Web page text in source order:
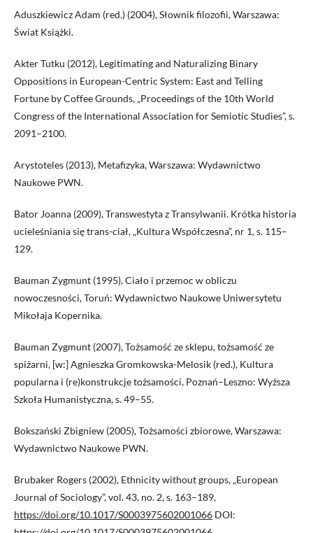
Aduszkiewicz Adam (red.) (2004), Słownik filozofii, Warszawa:
Świat Książki.
Akter Tutku (2012), Legitimating and Naturalizing Binary
Oppositions in European-Centric System: East and Telling
Fortune by Coffee Grounds, „Proceedings of the 10th World
Congress of the International Association for Semiotic Studies”, s.
2091–2100.
Arystoteles (2013), Metafizyka, Warszawa: Wydawnictwo
Naukowe PWN.
Bator Joanna (2009), Transwestyta z Transylwanii. Krótka historia
ucieleśniania się trans-ciał, „Kultura Współczesna”, nr 1, s. 115–
129.
Bauman Zygmunt (1995), Ciało i przemoc w obliczu
nowoczesności, Toruń: Wydawnictwo Naukowe Uniwersytetu
Mikołaja Kopernika.
Bauman Zygmunt (2007), Tożsamość ze sklepu, tożsamość ze
spiżarni, [w:] Agnieszka Gromkowska-Melosik (red.), Kultura
popularna i (re)konstrukcje tożsamości, Poznań–Leszno: Wyższa
Szkoła Humanistyczna, s. 49–55.
Bokszański Zbigniew (2005), Tożsamości zbiorowe, Warszawa:
Wydawnictwo Naukowe PWN.
Brubaker Rogers (2002), Ethnicity without groups, „European
Journal of Sociology”, vol. 43, no. 2, s. 163–189,
https://doi.org/10.1017/S0003975602001066 DOI: